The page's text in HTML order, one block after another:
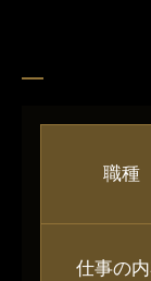
職種
仕事の